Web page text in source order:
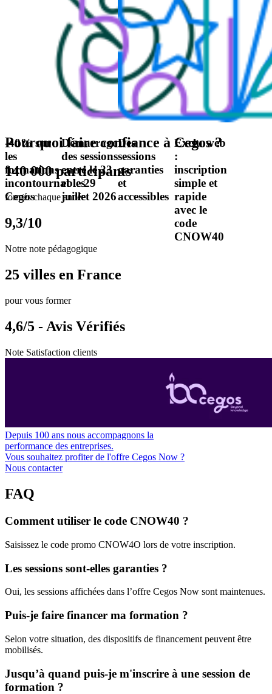
-40% sur
les
formations
incontournables
Cegos
Démarrage
des sessions
entre le 23
et le 29
juillet 2026
Des
sessions
garanties
et
accessibles
Exclu web
:
inscription
simple et
rapide
avec le
code
CNOW40
Pourquoi faire confiance à Cegos ?
140 000 participants
formés chaque année
9,3/10
Notre note pédagogique
25 villes en France
pour vous former
4,6/5 - Avis Vérifiés
Note Satisfaction clients
Depuis 100 ans nous accompagnons la
performance des entreprises.
Vous souhaitez profiter de l'offre Cegos Now ?
Nous contacter
FAQ
Comment utiliser le code CNOW40 ?
Saisissez le code promo CNOW4O lors de votre inscription.
Les sessions sont-elles garanties ?
Oui, les sessions affichées dans l’offre Cegos Now sont maintenues.
Puis-je faire financer ma formation ?
Selon votre situation, des dispositifs de financement peuvent être
mobilisés.
Jusqu’à quand puis-je m'inscrire à une session de
formation ?